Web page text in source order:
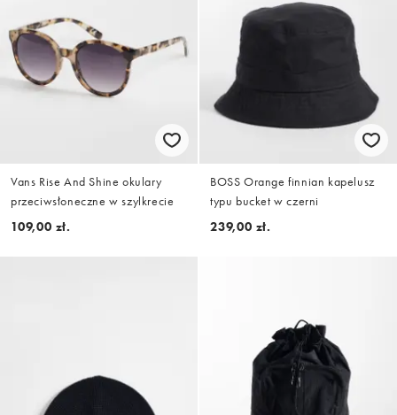
Vans Rise And Shine okulary
przeciwsłoneczne w szylkrecie
109,00 zł.
BOSS Orange finnian kapelusz
typu bucket w czerni
239,00 zł.